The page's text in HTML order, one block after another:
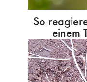
So
einem